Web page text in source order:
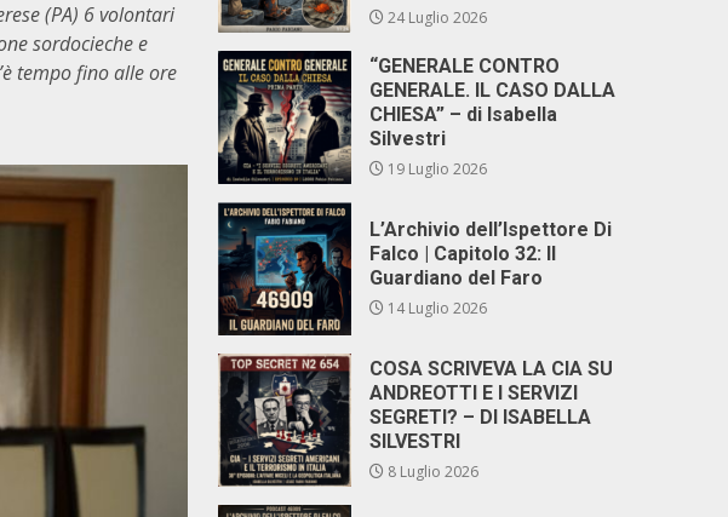
(PA) 6 volontari
sordocieche e
tempo fino alle ore
24 Luglio 2026
“GENERALE CONTRO
GENERALE. IL CASO DALLA
CHIESA” – di Isabella
Silvestri
19 Luglio 2026
L’Archivio dell’Ispettore Di
Falco | Capitolo 32: Il
Guardiano del Faro
14 Luglio 2026
COSA SCRIVEVA LA CIA SU
ANDREOTTI E I SERVIZI
SEGRETI? – DI ISABELLA
SILVESTRI
8 Luglio 2026